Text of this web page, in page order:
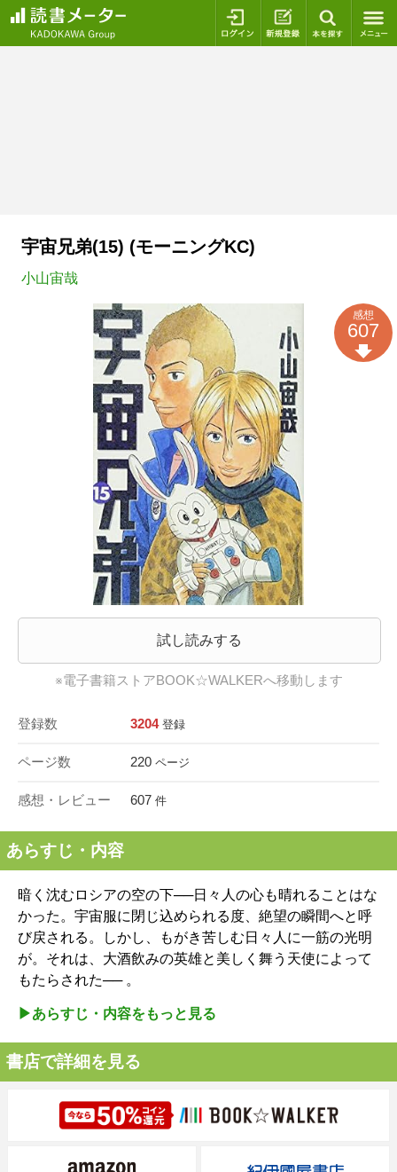
ログイン 新規登録
宇宙兄弟(15) (モーニングKC)
小山宙哉
試し読みする
※電子書籍ストアBOOK☆WALKERへ移動します
登録数 3204 登録
ページ数 220 ページ
感想・レビュー 607 件
感想
607
あらすじ・内容
暗く沈むロシアの空の下──日々人の心も晴れることはな
かった。宇宙服に閉じ込められる度、絶望の瞬間へと呼
び戻される。しかし、もがき苦しむ日々人に一筋の光明
が。それは、大酒飲みの英雄と美しく舞う天使によって
もたらされた── 。
▶︎あらすじ・内容をもっと見る
書店で詳細を見る